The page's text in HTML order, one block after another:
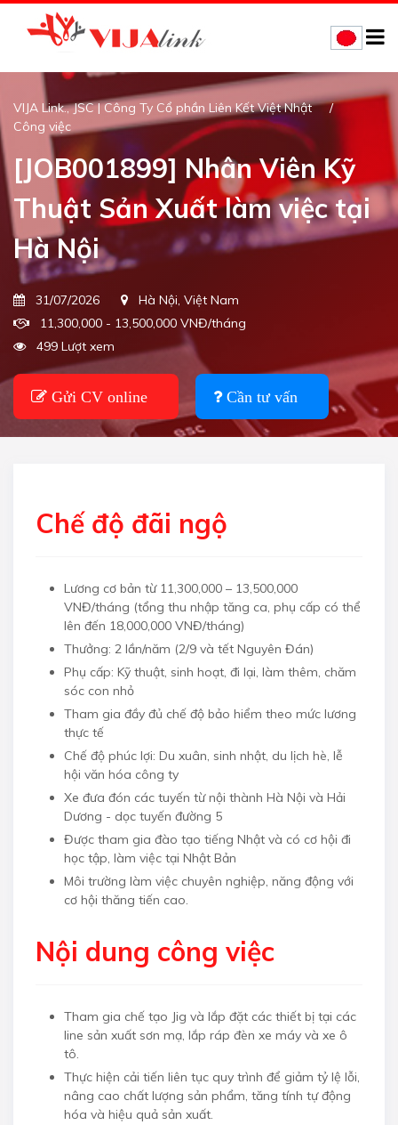
VIJA Link., JSC | Công Ty Cổ phần Liên Kết Việt Nhật
Công việc
[JOB001899] Nhân Viên Kỹ
Thuật Sản Xuất làm việc tại
Hà Nội
31/07/2026
Hà Nội, Việt Nam
11,300,000 - 13,500,000 VNĐ/tháng
499 Lượt xem
Gửi CV online Cần tư vấn
Chế độ đãi ngộ
Lương cơ bản từ 11,300,000 – 13,500,000
VNĐ/tháng (tổng thu nhập tăng ca, phụ cấp có thể
lên đến 18,000,000 VNĐ/tháng)
Thưởng: 2 lần/năm (2/9 và tết Nguyên Đán)
Phụ cấp: Kỹ thuật, sinh hoạt, đi lại, làm thêm, chăm
sóc con nhỏ
Tham gia đầy đủ chế độ bảo hiểm theo mức lương
thực tế
Chế độ phúc lợi: Du xuân, sinh nhật, du lịch hè, lễ
hội văn hóa công ty
Xe đưa đón các tuyến từ nội thành Hà Nội và Hải
Dương - dọc tuyến đường 5
Được tham gia đào tạo tiếng Nhật và có cơ hội đi
học tập, làm việc tại Nhật Bản
Môi trường làm việc chuyên nghiệp, năng động với
cơ hội thăng tiến cao.
Nội dung công việc
Tham gia chế tạo Jig và lắp đặt các thiết bị tại các
line sản xuất sơn mạ, lắp ráp đèn xe máy và xe ô
tô.
Thực hiện cải tiến liên tục quy trình để giảm tỷ lệ lỗi,
nâng cao chất lượng sản phẩm, tăng tính tự động
hóa và hiệu quả sản xuất.